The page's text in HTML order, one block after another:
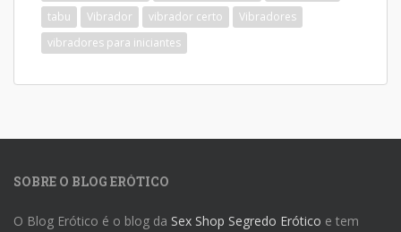
tabu
Vibrador vibrador certo
Vibradores
vibradores para iniciantes
SOBRE O BLOG ERÓTICO
O Blog Erótico é o blog da Sex Shop Segredo Erótico e tem